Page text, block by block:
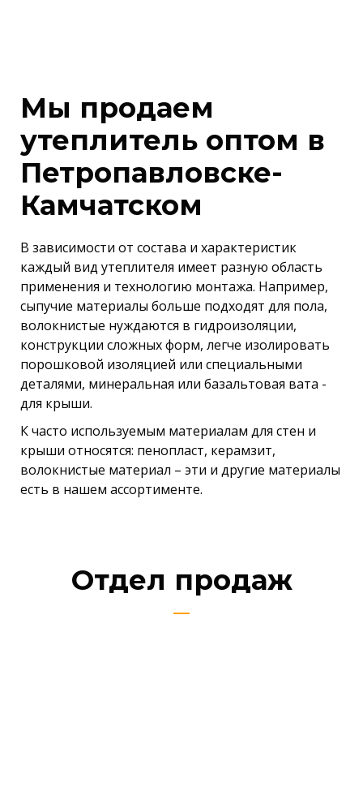
Мы продаем
утеплитель оптом в
Петропавловске-
Камчатском
В зависимости от состава и характеристик
каждый вид утеплителя имеет разную область
применения и технологию монтажа. Например,
сыпучие материалы больше подходят для пола,
волокнистые нуждаются в гидроизоляции,
конструкции сложных форм, легче изолировать
порошковой изоляцией или специальными
деталями, минеральная или базальтовая вата -
для крыши.
К часто используемым материалам для стен и
крыши относятся: пенопласт, керамзит,
волокнистые материал – эти и другие материалы
есть в нашем ассортименте.
Отдел продаж